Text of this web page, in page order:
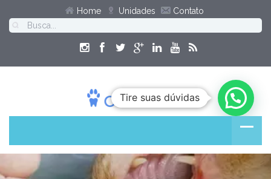
Home Unidades Contato
Tire suas dúvidas